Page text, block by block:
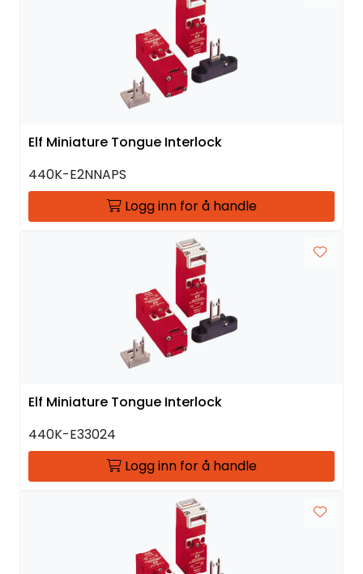
Elf Miniature Tongue Interlock
440K-E2NNAPS
Logg inn for å handle
Elf Miniature Tongue Interlock
440K-E33024
Logg inn for å handle